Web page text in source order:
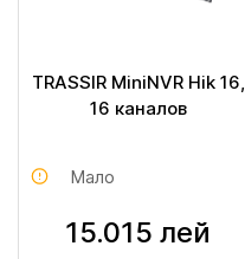
TRASSIR MiniNVR Hik 16,
16 каналов
Мало
15.015 лей